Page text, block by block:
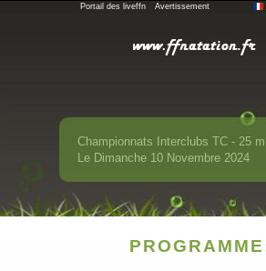
Portail des liveffn Avertissement
Championnats Interclubs TC - 25 m
Le Dimanche 10 Novembre 2024
PROGRAMME